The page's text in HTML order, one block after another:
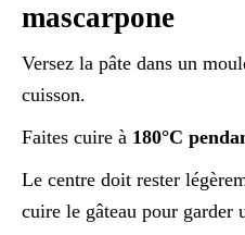
mascarpone
Versez la pâte dans un
cuisson.
Faites cuire à 180°C
Le centre doit rester
cuire le gâteau pour garder